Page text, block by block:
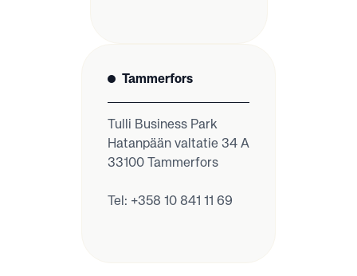
Tammerfors
Tulli Business Park
Hatanpään valtatie 34 A
33100 Tammerfors
Tel: +358 10 841 11 69